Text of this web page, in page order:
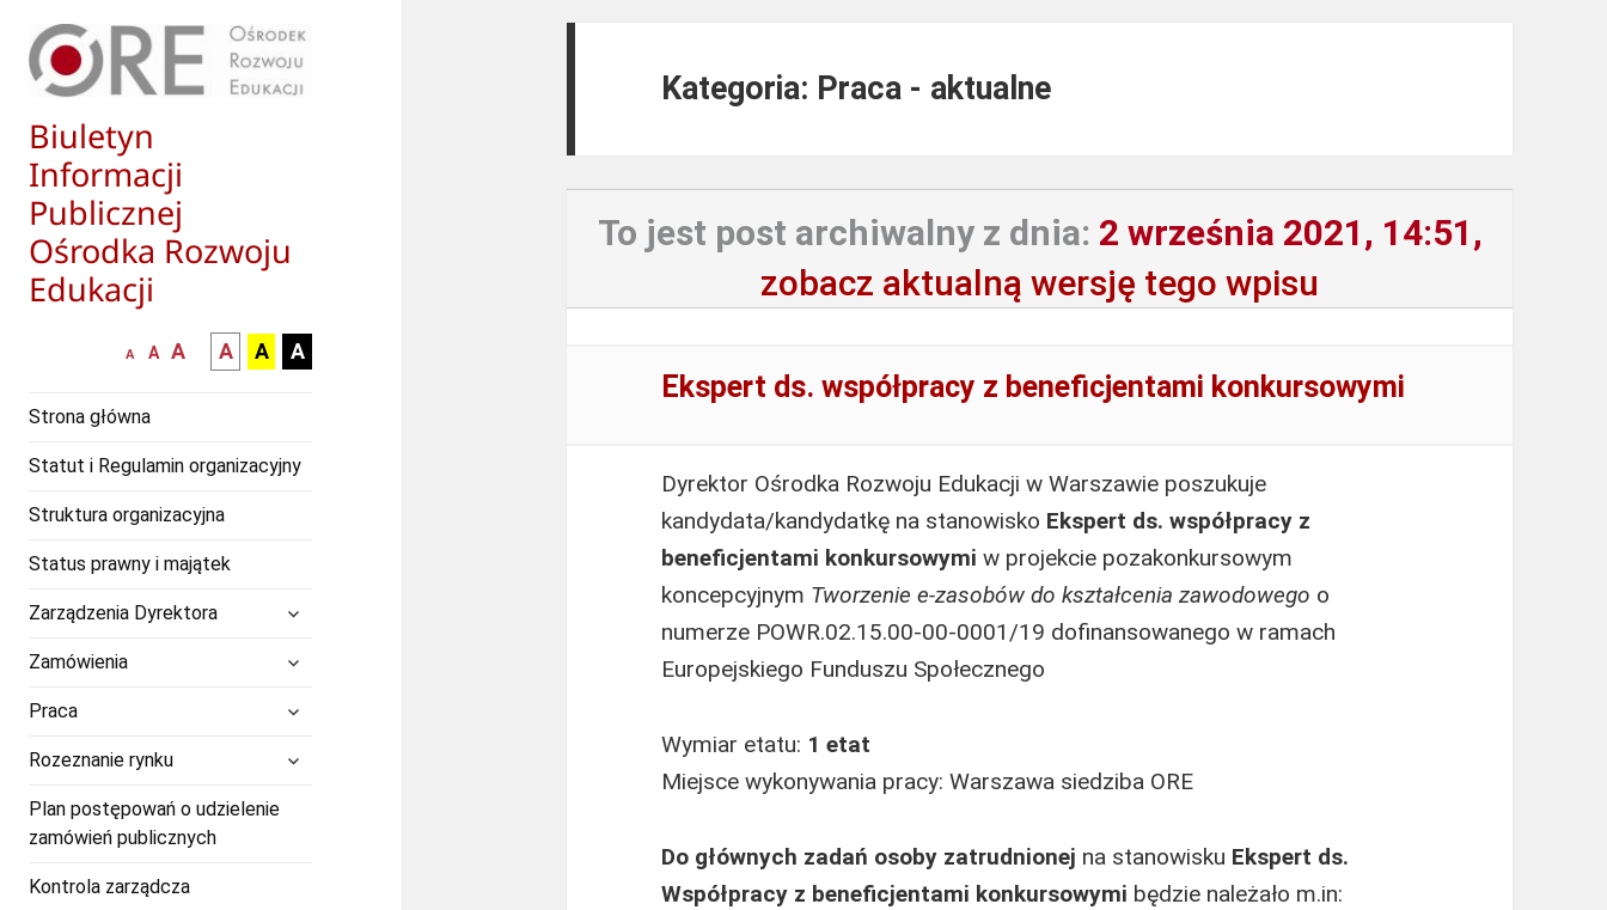
Biuletyn
Informacji
Publicznej
Ośrodka Rozwoju
Edukacji
mniejsza
A
normalna
A
większa-
czcionka
A
kontrast
czarny
białym
A
kontrast
czarny
zółtym
A
kontrast
żółty
A
Strona główna
Statut i Regulamin organizacyjny
Struktura organizacyjna
Status prawny i majątek
Zarządzenia Dyrektora
rozwiń
menu
Zamówienia
Praca
Rozeznanie rynkurozwiń
menu
potomne
Plan postępowań o udzielenie
zamówień publicznych
Kontrola zarządcza
Kategoria: Praca - aktualne
To jest post archiwalny z dnia: 2 września 2021, 14:51,
zobacz aktualną wersję tego wpisu
Ekspert ds. współpracy z beneficjentami konkursowymi
Dyrektor Ośrodka Rozwoju Edukacji w Warszawie poszukuje
kandydata/kandydatkę na stanowisko Ekspert ds. współpracy z
beneficjentami konkursowymiw projekcie pozakonkursowym
koncepcyjnym Tworzenie e-zasobów do kształcenia zawodowego o
numerze POWR.02.15.00-00-0001/19 dofinansowanego w ramach
Europejskiego Funduszu Społecznego
Wymiar etatu: 1 etat
Miejsce wykonywania pracy: Warszawa siedziba ORE
Do głównych zadań osoby zatrudnionej na stanowisku Ekspert ds.
Współpracy z beneficjentami konkursowymi będzie należało m.in: